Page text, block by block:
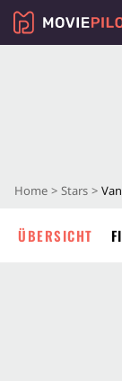
Home Stars
ÜBERSICHT